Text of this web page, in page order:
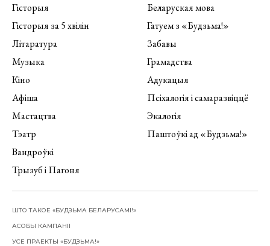
Гісторыя
Гісторыя за 5 хвілін
Літаратура
Музыка
Кіно
Афіша
Мастацтва
Тэатр
Вандроўкі
Трызуб і Пагоня
Беларуская мова
Гатуем з «Будзьма!»
Забавы
Грамадства
Адукацыя
Псіхалогія і самаразвіццё
Экалогія
Паштоўкі ад «Будзьма!»
ШТО ТАКОЕ «БУДЗЬМА БЕЛАРУСАМІ!»
АСОБЫ КАМПАНІІ
УСЕ ПРАЕКТЫ «БУДЗЬМА!»